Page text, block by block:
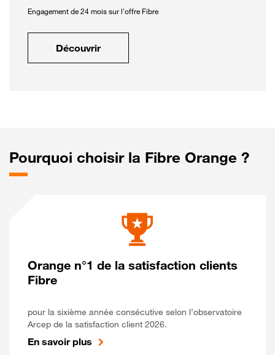
Engagement de 24 mois sur l'offre Fibre
Découvrir
Pourquoi choisir la Fibre Orange ?
Orange n°1 de la satisfaction clients
Fibre
pour la sixième année consécutive selon l’observatoire
Arcep de la satisfaction client 2026.
En savoir plus